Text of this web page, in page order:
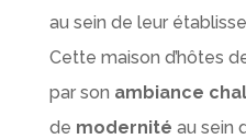
au sein de leur
Cette maison d’hôtes
par son ambiance
de modernité au sein